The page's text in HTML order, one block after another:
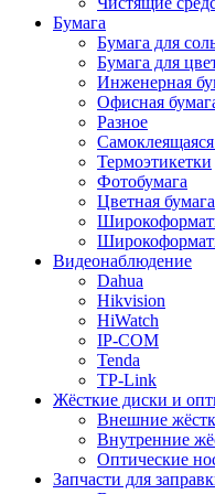
Бумага
Бумага для
Бумага для
Инженерная
Офисная
Разное
Термоэтикетки
Фотобумага
Цветная бумага
Видеонаблюдение
Dahua
Hikvision
HiWatch
IP-COM
Tenda
TP-Link
Жёсткие диски и
Внешние
Внутренние
Оптические
Запчасти для